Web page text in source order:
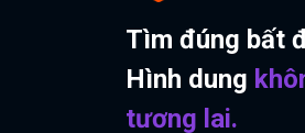
Tìm đúng bất
Hình dung
tương lai.